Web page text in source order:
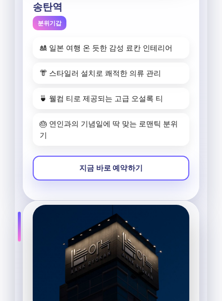
송탄역
분위기갑
🎎 일본 여행 온 듯한 감성 료칸 인테리어
👘 스타일러 설치로 쾌적한 의류 관리
🍵 웰컴 티로 제공되는 고급 오설록 티
🎂 연인과의 기념일에 딱 맞는 로맨틱 분위
기
지금 바로 예약하기